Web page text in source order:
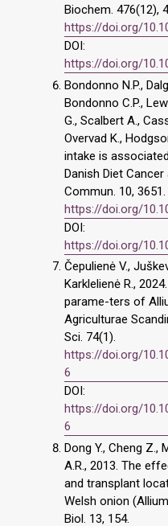
Biochem. 476(12),
https://doi.org/
DOI:
https://doi.org/
Bondonno N.P.,
Bondonno C.P.,
G., Scalbert A.,
Overvad K.,
intake is
Danish Diet
Commun. 10, 3651.
https://doi.org/
DOI:
https://doi.org/
Čepulienė V.,
Karklelienė R.,
parame-ters of
Agriculturae
Sci. 74(1).
https://doi.org/
6
DOI:
https://doi.org/
6
Dong Y., Cheng Z.,
A.R., 2013. The
and transplant
Welsh onion
Biol. 13, 154.